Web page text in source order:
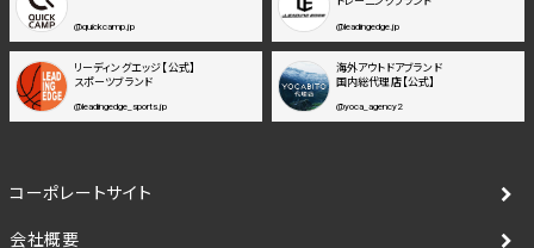
@quickcamp.jp @leadingedge.jp
リーディングエッジ【公式】
スポーツブランド
@leadingedge_sports.jp
海外アウトドアブランド
国内総代理店【公式】
@yoca_agency2
コーポレートサイト
会社概要